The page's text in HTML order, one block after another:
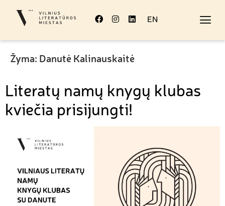
EN
Žyma: Danutė Kalinauskaitė
Literatų namų knygų klubas
kviečia prisijungti!